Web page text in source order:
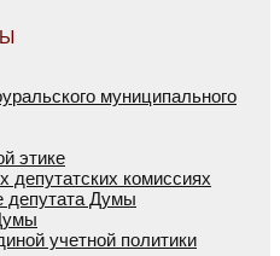
муниципального
этике
депутатских комиссиях
депутата Думы
учетной политики